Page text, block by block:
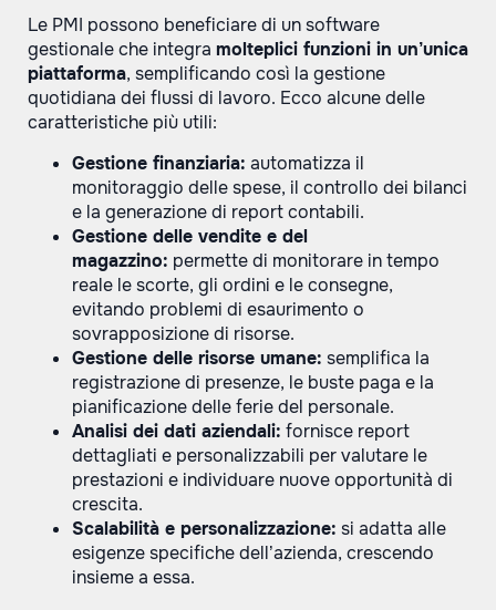
Le PMI possono beneficiare di un software
gestionale che integra molteplici funzioni in un’unica
piattaforma, semplificando così la gestione
quotidiana dei flussi di lavoro. Ecco alcune delle
caratteristiche più utili:
Gestione finanziaria: automatizza il
monitoraggio delle spese, il controllo dei bilanci
e la generazione di report contabili.
Gestione delle vendite e del
magazzino: permette di monitorare in tempo
reale le scorte, gli ordini e le consegne,
evitando problemi di esaurimento o
sovrapposizione di risorse.
Gestione delle risorse umane: semplifica la
registrazione di presenze, le buste paga e la
pianificazione delle ferie del personale.
Analisi dei dati aziendali: fornisce report
dettagliati e personalizzabili per valutare le
prestazioni e individuare nuove opportunità di
crescita.
Scalabilità e personalizzazione: si adatta alle
esigenze specifiche dell’azienda, crescendo
insieme a essa.